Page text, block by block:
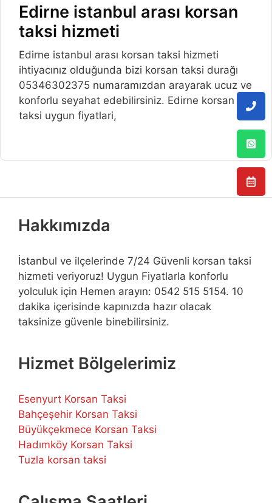
Edirne istanbul arası korsan
taksi hizmeti
Edirne istanbul arası korsan taksi hizmeti
ihtiyacınız olduğunda bizi korsan taksi durağı
05346302375 numaramızdan arayarak ucuz ve
konforlu seyahat edebilirsiniz. Edirne korsan
taksi uygun fiyatlari,
Hakkımızda
İstanbul ve ilçelerinde 7/24 Güvenli korsan taksi
hizmeti veriyoruz! Uygun Fiyatlarla konforlu
yolculuk için Hemen arayın: 0542 515 5154. 10
dakika içerisinde kapınızda hazır olacak
taksinize güvenle binebilirsiniz.
Hizmet Bölgelerimiz
Esenyurt Korsan Taksi
Bahçeşehir Korsan Taksi
Büyükçekmece Korsan Taksi
Hadımköy Korsan Taksi
Tuzla korsan taksi